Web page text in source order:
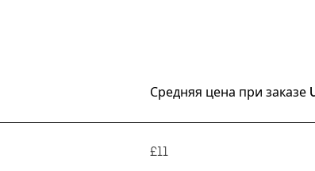
Средняя цена при заказе
£11